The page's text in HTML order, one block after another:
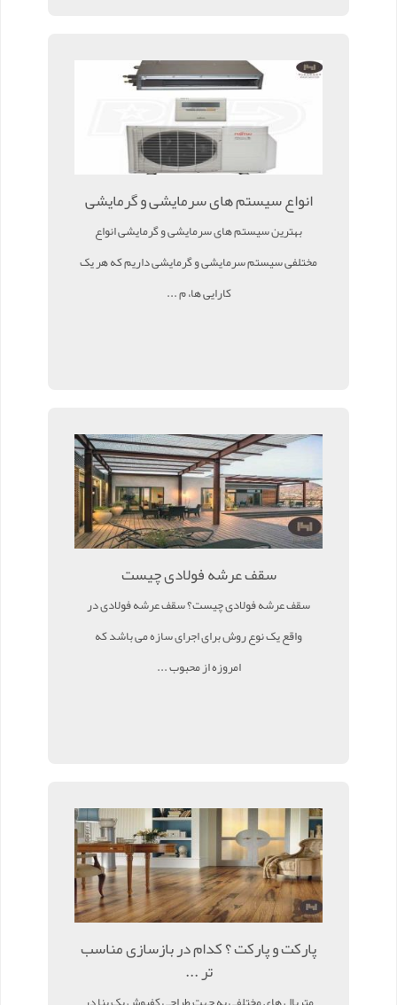
انواع سیستم های سرمایشی و گرمایشی
بهترین سیستم های سرمایشی و گرمایشی انواع
مختلفی سیستم سرمایشی و گرمایشی داریم که هر یک
کارایی ها، م ...
سقف عرشه فولادی چیست
سقف عرشه فولادی چیست؟ سقف عرشه فولادی در
واقع یک نوع روش برای اجرای سازه می باشد که
امروزه از محبوب ...
پارکت و پارکت ؟ کدام در بازسازی مناسب
تر ...